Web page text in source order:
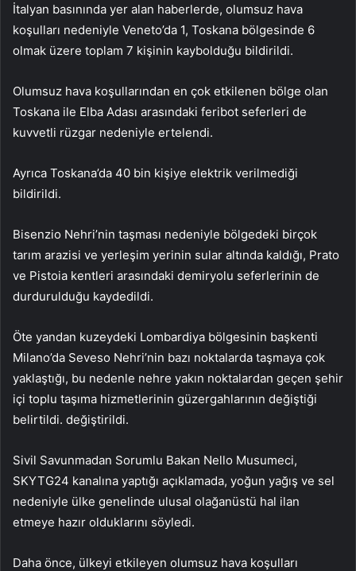
İtalyan basınında yer alan haberlerde, olumsuz hava
koşulları nedeniyle Veneto’da 1, Toskana bölgesinde 6
olmak üzere toplam 7 kişinin kaybolduğu bildirildi.
Olumsuz hava koşullarından en çok etkilenen bölge olan
Toskana ile Elba Adası arasındaki feribot seferleri de
kuvvetli rüzgar nedeniyle ertelendi.
Ayrıca Toskana’da 40 bin kişiye elektrik verilmediği
bildirildi.
Bisenzio Nehri’nin taşması nedeniyle bölgedeki birçok
tarım arazisi ve yerleşim yerinin sular altında kaldığı, Prato
ve Pistoia kentleri arasındaki demiryolu seferlerinin de
durdurulduğu kaydedildi.
Öte yandan kuzeydeki Lombardiya bölgesinin başkenti
Milano’da Seveso Nehri’nin bazı noktalarda taşmaya çok
yaklaştığı, bu nedenle nehre yakın noktalardan geçen şehir
içi toplu taşıma hizmetlerinin güzergahlarının değiştiği
belirtildi. değiştirildi.
Sivil Savunmadan Sorumlu Bakan Nello Musumeci,
SKYTG24 kanalına yaptığı açıklamada, yoğun yağış ve sel
nedeniyle ülke genelinde ulusal olağanüstü hal ilan
etmeye hazır olduklarını söyledi.
Daha önce, ülkeyi etkileyen olumsuz hava koşulları